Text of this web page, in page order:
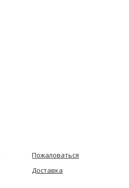
Пожаловаться
Доставка